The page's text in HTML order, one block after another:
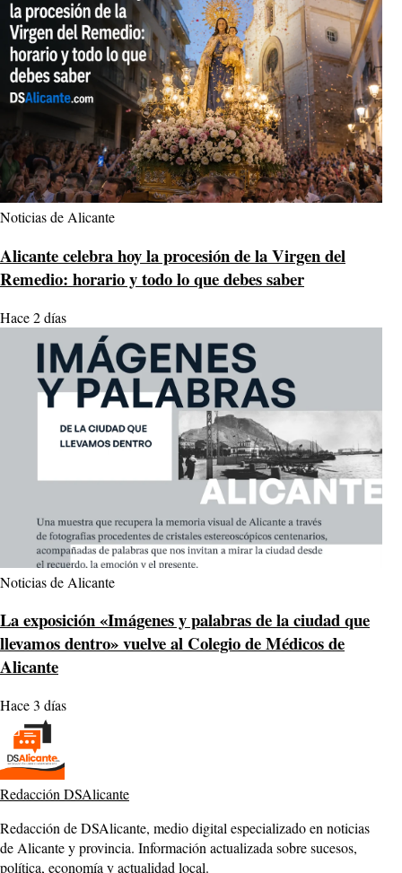
Noticias de Alicante
Alicante celebra hoy la procesión de la Virgen del
Remedio: horario y todo lo que debes saber
Hace 2 días
Noticias de Alicante
La exposición «Imágenes y palabras de la ciudad que
llevamos dentro» vuelve al Colegio de Médicos de
Alicante
Hace 3 días
Redacción DSAlicante
Redacción de DSAlicante, medio digital especializado en noticias
de Alicante y provincia. Información actualizada sobre sucesos,
política, economía y actualidad local.